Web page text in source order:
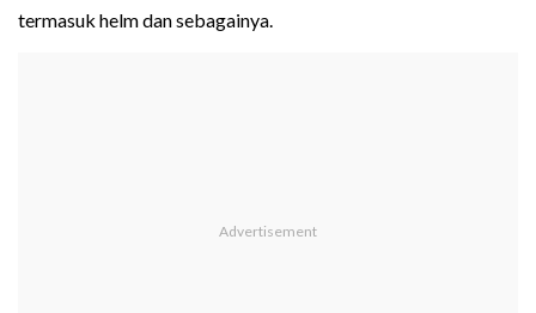
termasuk helm dan sebagainya.